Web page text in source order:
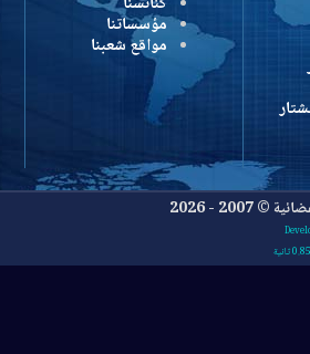
مؤسساتنا
مواقع شعبنا
2026